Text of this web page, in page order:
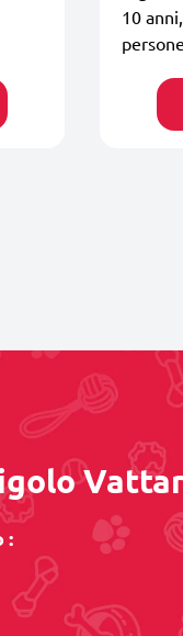
10
: